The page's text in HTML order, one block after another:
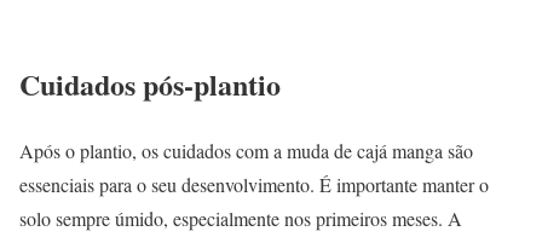
Cuidados pós-plantio
Após o plantio, os cuidados com a muda de cajá manga são
essenciais para o seu desenvolvimento. É importante manter o
solo sempre úmido, especialmente nos primeiros meses. A